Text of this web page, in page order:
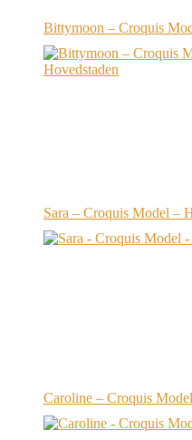
Bittymoon – Croquis
Sara – Croquis Model –
Caroline – Croquis